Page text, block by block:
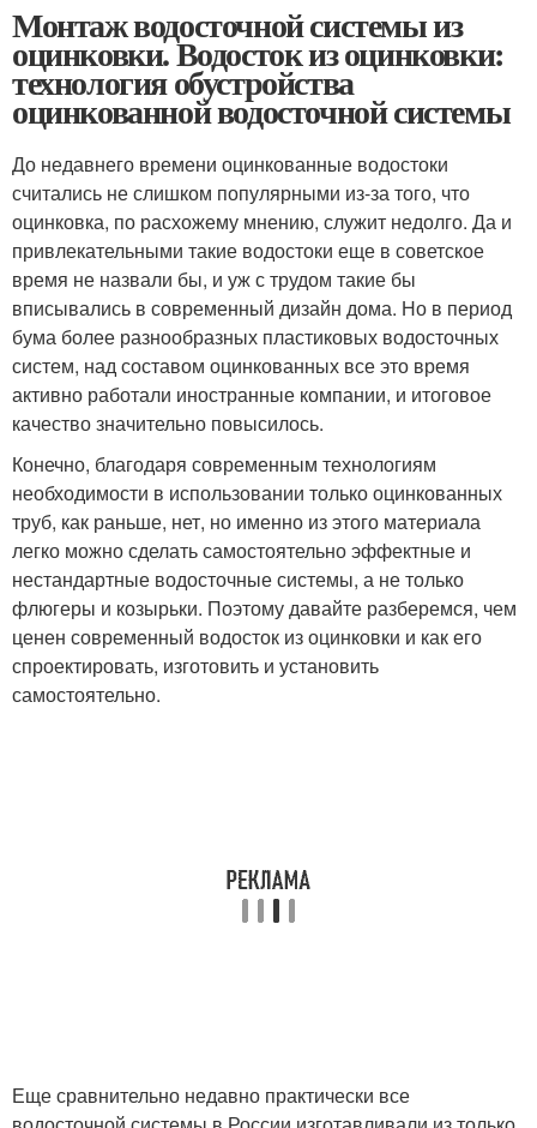
Монтаж водосточной системы из
оцинковки. Водосток из оцинковки:
технология обустройства
оцинкованной водосточной системы
До недавнего времени оцинкованные водостоки
считались не слишком популярными из-за того, что
оцинковка, по расхожему мнению, служит недолго. Да и
привлекательными такие водостоки еще в советское
время не назвали бы, и уж с трудом такие бы
вписывались в современный дизайн дома. Но в период
бума более разнообразных пластиковых водосточных
систем, над составом оцинкованных все это время
активно работали иностранные компании, и итоговое
качество значительно повысилось.
Конечно, благодаря современным технологиям
необходимости в использовании только оцинкованных
труб, как раньше, нет, но именно из этого материала
легко можно сделать самостоятельно эффектные и
нестандартные водосточные системы, а не только
флюгеры и козырьки. Поэтому давайте разберемся, чем
ценен современный водосток из оцинковки и как его
спроектировать, изготовить и установить
самостоятельно.
Еще сравнительно недавно практически все